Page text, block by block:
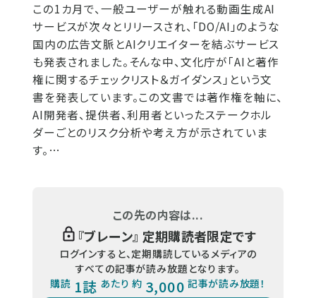
この1カ月で、一般ユーザーが触れる動画生成AI
サービスが次々とリリースされ、「DO/AI」のような
国内の広告文脈とAIクリエイターを結ぶサービス
も発表されました。そんな中、文化庁が「AIと著作
権に関するチェックリスト＆ガイダンス」という文
書を発表しています。この文書では著作権を軸に、
AI開発者、提供者、利用者といったステークホル
ダーごとのリスク分析や考え方が示されていま
す。…
この先の内容は...
『ブレーン』 定期購読者限定です
ログインすると、定期購読しているメディアの
すべての記事が読み放題となります。
購読 1誌 あたり 約 3,000 記事が読み放題！